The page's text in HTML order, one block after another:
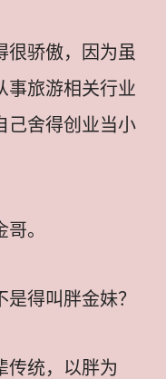
很骄傲，因为虽
事旅游相关行业
己舍得创业当小
。
得叫胖金妹？
传统，以胖为